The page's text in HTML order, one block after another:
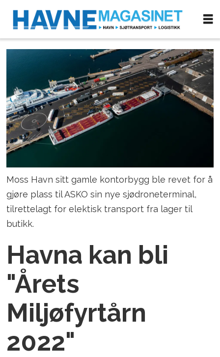
Moss Havn sitt gamle kontorbygg ble revet for å
gjøre plass til ASKO sin nye sjødroneterminal,
tilrettelagt for elektisk transport fra lager til
butikk.
Havna kan bli
"Årets
Miljøfyrtårn
2022"